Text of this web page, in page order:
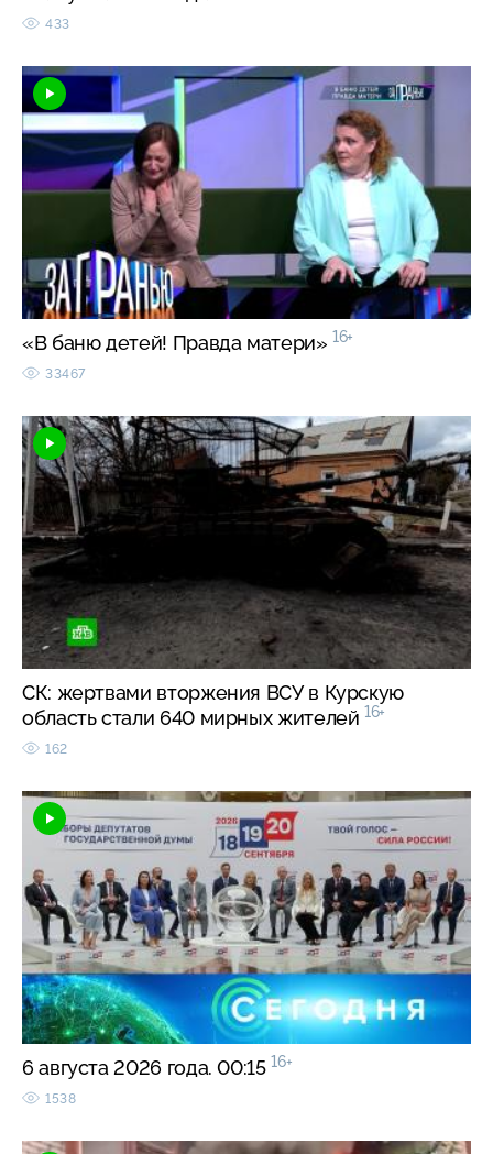
433
«В баню детей! Правда матери» 16+
33467
СК: жертвами вторжения ВСУ в Курскую
область стали 640 мирных жителей 16+
162
6 августа 2026 года. 00:15 16+
1538